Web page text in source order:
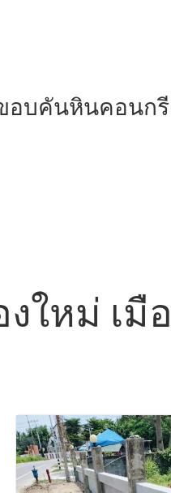
อบคันหินคอนก
ใหม่ เมื